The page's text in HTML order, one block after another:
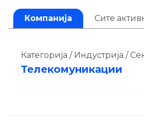
Компанија Сите
Категорија / Индустрија /
Телекомуникации